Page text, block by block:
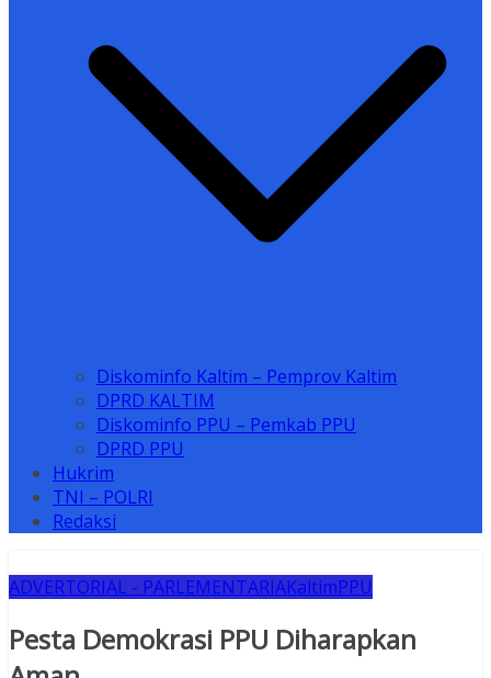
Diskominfo Kaltim – Pemprov Kaltim
DPRD KALTIM
Diskominfo PPU – Pemkab PPU
DPRD PPU
Hukrim
TNI – POLRI
Redaksi
ADVERTORIAL - PARLEMENTARIAKaltimPPU
Pesta Demokrasi PPU Diharapkan